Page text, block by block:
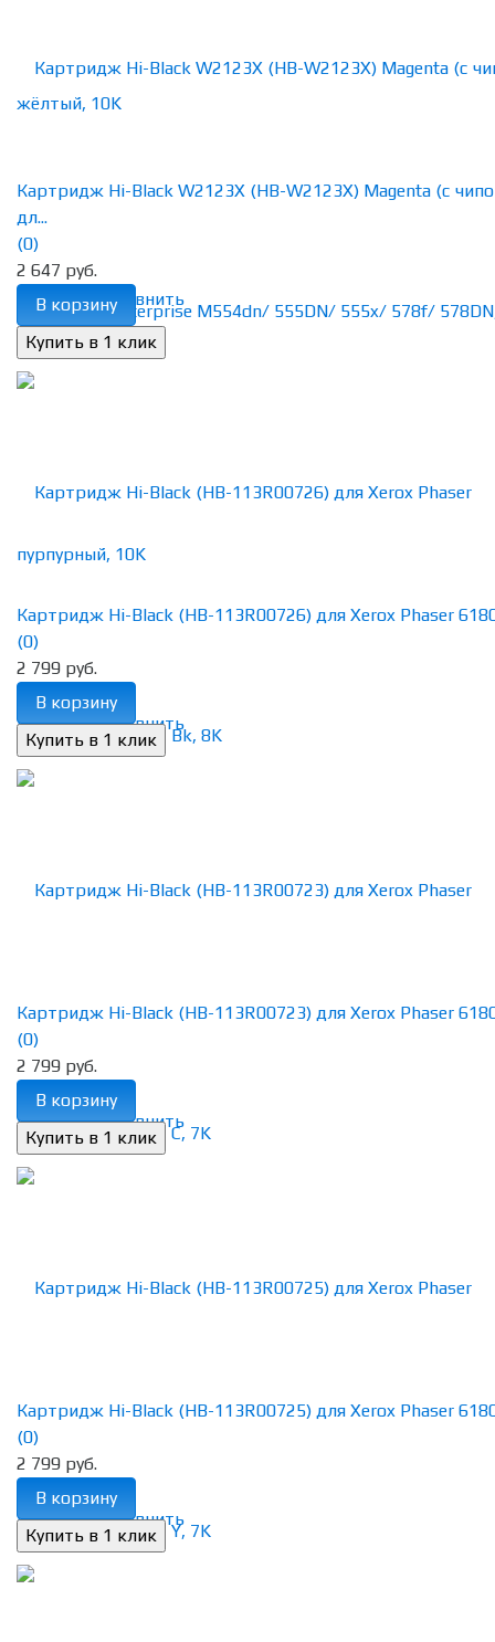
избранное сравнить
Картридж Hi-Black W2123X (HB-W2123X) Magenta (с
дл...
(0)
2 647 руб.
В корзину
избранное сравнить
Картридж Hi-Black (HB-113R00726) для Xerox Phaser
(0)
2 799 руб.
В корзину
избранное сравнить
Картридж Hi-Black (HB-113R00723) для Xerox Phaser
(0)
2 799 руб.
В корзину
избранное сравнить
Картридж Hi-Black (HB-113R00725) для Xerox Phaser
(0)
2 799 руб.
В корзину